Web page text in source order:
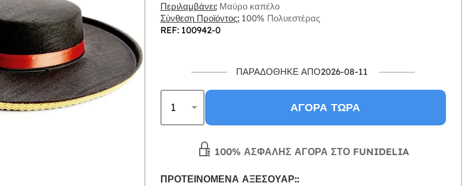
Περιλαμβάνει:Μαύρο καπέλο
Σύνθεση Προϊόντος:100% Πολυεστέρας
REF: 100942-0
ΠΑΡΑΔΌΘΗΚΕ ΑΠΌ2026-08-11
ΑΓΟΡΆ ΤΏΡΑ
100% ΑΣΦΑΛΉΣ ΑΓΟΡΆ ΣΤΟ FUNIDELIA
ΠΡΟΤΕΙΝΌΜΕΝΑ ΑΞΕΣΟΥΆΡ::